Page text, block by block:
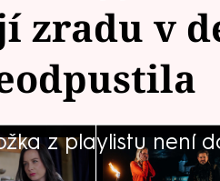
zradu v
z playlistu není